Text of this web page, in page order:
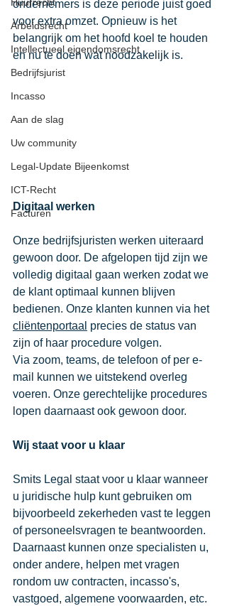
Arbeidsrecht
Intellectueel eigendomsrecht
Bedrijfsjurist
Incasso
Aan de slag
Uw community
Legal-Update Bijeenkomst
ICT-Recht
Facturen
ondernemers is deze periode juist goed
voor extra omzet. Opnieuw is het
belangrijk om het hoofd koel te houden
en nu te doen wat noodzakelijk is.
Digitaal werken
Onze bedrijfsjuristen werken uiteraard
gewoon door. De afgelopen tijd zijn we
volledig digitaal gaan werken zodat we
de klant optimaal kunnen blijven
bedienen. Onze klanten kunnen via het
cliëntenportaal precies de status van
zijn of haar procedure volgen.
Via zoom, teams, de telefoon of per e-
mail kunnen we uitstekend overleg
voeren. Onze gerechtelijke procedures
lopen daarnaast ook gewoon door.
Wij staat voor u klaar
Smits Legal staat voor u klaar wanneer
u juridische hulp kunt gebruiken om
bijvoorbeeld zekerheden vast te leggen
of personeelsvragen te beantwoorden.
Daarnaast kunnen onze specialisten u,
onder andere, helpen met vragen
rondom uw contracten, incasso's,
vastgoed, algemene voorwaarden, etc.